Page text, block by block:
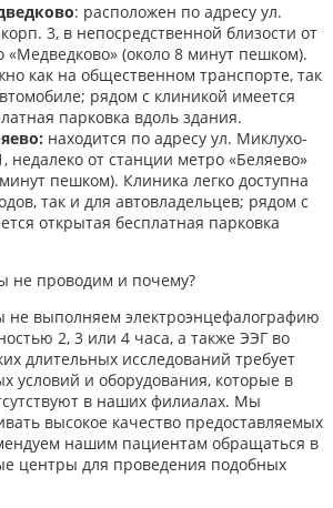
: расположен по адресу ул.
3, в непосредственной близости от
«Медведково» (около 8 минут пешком).
как на общественном транспорте, так
рядом с клиникой имеется
парковка вдоль здания.
находится по адресу ул. Миклухо-
недалеко от станции метро «Беляево»
пешком). Клиника легко доступна
так и для автовладельцев; рядом с
открытая бесплатная парковка
не проводим и почему?
выполняем электроэнцефалографию
2, 3 или 4 часа, а также ЭЭГ во
длительных исследований требует
условий и оборудования, которые в
в наших филиалах. Мы
высокое качество предоставляемых
нашим пациентам обращаться в
центры для проведения подобных